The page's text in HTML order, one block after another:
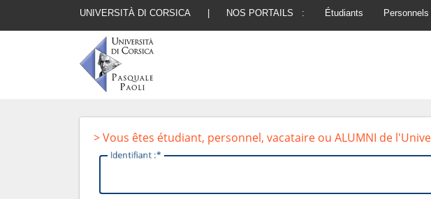
UNIVERSITÀ DI CORSICA NOS PORTAILS : Étudiants Personnels
> Vous êtes étudiant, personnel, vacataire ou ALUMNI de
Identifiant :